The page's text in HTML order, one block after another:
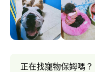
間，但提供毛孩子百分兩
正在找寵物保姆嗎？